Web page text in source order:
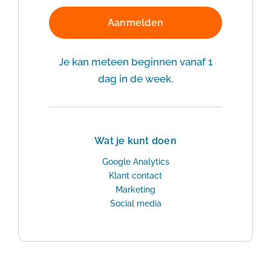
Aanmelden
Je kan meteen beginnen vanaf 1
dag in de week.
Wat je kunt doen
Google Analytics
Klant contact
Marketing
Social media